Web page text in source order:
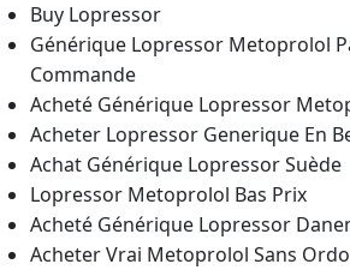
Buy Lopressor
Générique Lopressor Metoprolol
Commande
Acheté Générique Lopressor
Acheter Lopressor Generique En
Achat Générique Lopressor Suède
Lopressor Metoprolol Bas Prix
Acheté Générique Lopressor
Acheter Vrai Metoprolol Sans